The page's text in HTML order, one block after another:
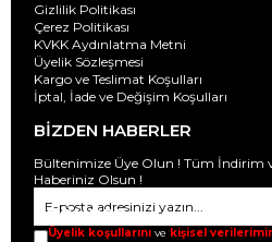
Gizlilik Politikası
Çerez Politikası
KVKK Aydınlatma Metni
Üyelik Sözleşmesi
Kargo ve Teslimat Koşulları
İptal, İade ve Değişim Koşulları
BİZDEN HABERLER
Bültenimize Üye Olun ! Tüm İndirim
Haberiniz Olsun !
GÖNDER
Üyelik koşullarını ve kişisel